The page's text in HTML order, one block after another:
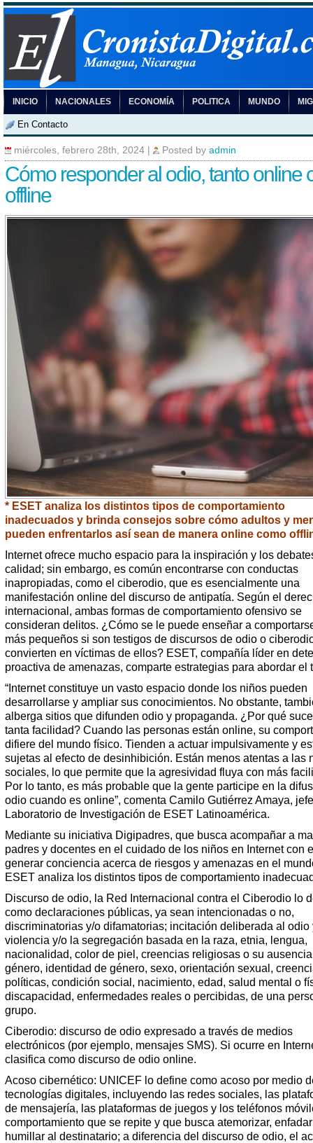
INICIO NACIONALES ECONOMÍA POLITICA MUNDO
En Contacto
miércoles, febrero 28th, 2024 Posted by admin
Cómo responder al odio, tanto online
offline
* ESET analiza los distintos tipos de comportamiento
inadecuados y brinda consejos sobre cómo adultos y
pueden enfrentarlos así sean de manera online como
Internet ofrece mucho espacio para la inspiración y los
calidad; sin embargo, es común encontrarse con conductas
inapropiadas, como el ciberodio, que es esencialmente una
manifestación online del discurso de antipatía. Según el
internacional, ambas formas de comportamiento ofensivo se
consideran delitos. ¿Cómo se le puede enseñar a
más pequeños si son testigos de discursos de odio o
convierten en víctimas de ellos? ESET, compañía líder en
proactiva de amenazas, comparte estrategias para abordar el
“Internet constituye un vasto espacio donde los niños pueden
desarrollarse y ampliar sus conocimientos. No obstante,
alberga sitios que difunden odio y propaganda. ¿Por qué
tanta facilidad? Cuando las personas están online, su
difiere del mundo físico. Tienden a actuar impulsivamente y
sujetas al efecto de desinhibición. Están menos atentas a las
sociales, lo que permite que la agresividad fluya con más
Por lo tanto, es más probable que la gente participe en la
odio cuando es online”, comenta Camilo Gutiérrez Amaya,
Laboratorio de Investigación de ESET Latinoamérica.
Mediante su iniciativa Digipadres, que busca acompañar a
padres y docentes en el cuidado de los niños en Internet con
generar conciencia acerca de riesgos y amenazas en el
ESET analiza los distintos tipos de comportamiento
Discurso de odio, la Red Internacional contra el Ciberodio lo
como declaraciones públicas, ya sean intencionadas o no,
discriminatorias y/o difamatorias; incitación deliberada al odio
violencia y/o la segregación basada en la raza, etnia, lengua,
nacionalidad, color de piel, creencias religiosas o su
género, identidad de género, sexo, orientación sexual,
políticas, condición social, nacimiento, edad, salud mental o
discapacidad, enfermedades reales o percibidas, de una
grupo.
Ciberodio: discurso de odio expresado a través de medios
electrónicos (por ejemplo, mensajes SMS). Si ocurre en
clasifica como discurso de odio online.
Acoso cibernético: UNICEF lo define como acoso por medio
tecnologías digitales, incluyendo las redes sociales, las
de mensajería, las plataformas de juegos y los teléfonos
comportamiento que se repite y que busca atemorizar,
humillar al destinatario; a diferencia del discurso de odio, el